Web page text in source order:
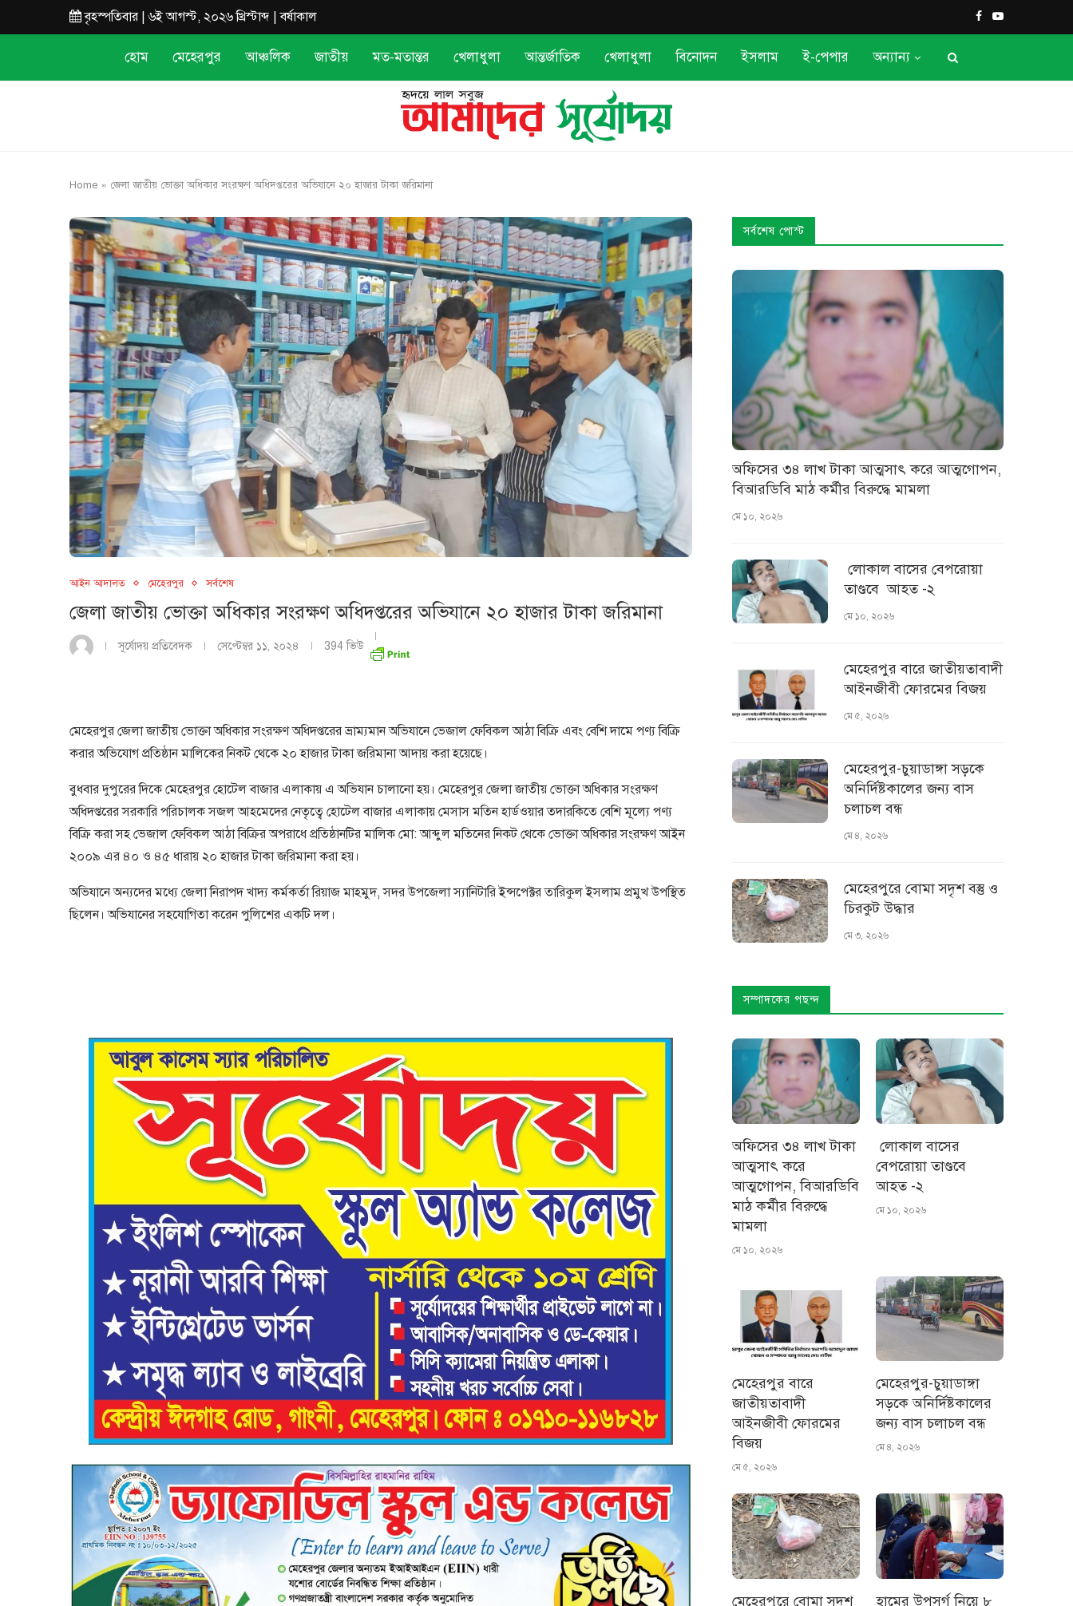
বৃহস্পতিবার | ৬ই আগস্ট, ২০২৬ খ্রিস্টাব্দ | বর্ষাকাল
হোম মেহেরপুর আঞ্চলিক জাতীয় মত-মতান্তর খেলাধুলা আন্তর্জাতিক খেলাধুলা বিনোদন ইসলাম ই-পেপার অন্যান্য
Home » জেলা জাতীয় ভোক্তা অধিকার সংরক্ষণ অধিদপ্তরের অভিযানে ২০ হাজার টাকা জরিমানা
আইন আদালত মেহেরপুর সর্বশেষ
জেলা জাতীয় ভোক্তা অধিকার সংরক্ষণ অধিদপ্তরের অভিযানে ২০ হাজার টাকা জরিমানা
সূর্যোদয় প্রতিবেদক সেপ্টেম্বর ১১, ২০২৪ 394ভিউ
মেহেরপুর জেলা জাতীয় ভোক্তা অধিকার সংরক্ষণ অধিদপ্তরের ভ্রাম্যমান অভিযানে ভেজাল ফেবিকল আঠা বিক্রি এবং বেশি দামে পণ্য বিক্রি
করার অভিযোগ প্রতিষ্ঠান মালিকের নিকট থেকে ২০ হাজার টাকা জরিমানা আদায় করা হয়েছে।
বুধবার দুপুরের দিকে মেহেরপুর হোটেল বাজার এলাকায় এ অভিযান চালানো হয়। মেহেরপুর জেলা জাতীয় ভোক্তা অধিকার সংরক্ষণ
অধিদপ্তরের সরকারি পরিচালক সজল আহমেদের নেতৃত্বে হোটেল বাজার এলাকায় মেসাস মতিন হার্ডওয়ার তদারকিতে বেশি মূল্যে পণ্য
বিক্রি করা সহ ভেজাল ফেবিকল আঠা বিক্রির অপরাধে প্রতিষ্ঠানটির মালিক মো: আব্দুল মতিনের নিকট থেকে ভোক্তা অধিকার সংরক্ষণ আইন
২০০৯ এর ৪০ ও ৪৫ ধারায় ২০ হাজার টাকা জরিমানা করা হয়।
অভিযানে অন্যদের মধ্যে জেলা নিরাপদ খাদ্য কর্মকর্তা রিয়াজ মাহমুদ, সদর উপজেলা স্যানিটারি ইন্সপেক্টর তারিকুল ইসলাম প্রমুখ উপস্থিত
ছিলেন। অভিযানের সহযোগিতা করেন পুলিশের একটি দল।
সর্বশেষ পোস্ট
অফিসের ৩৪ লাখ টাকা আত্মসাৎ করে আত্মগোপন,
বিআরডিবি মাঠ কর্মীর বিরুদ্ধে মামলা
মে ১০, ২০২৬
লোকাল বাসের বেপরোয়া
তাণ্ডবে আহত -২
মে ১০, ২০২৬
মেহেরপুর বারে জাতীয়তাবাদী
আইনজীবী ফোরমের বিজয়
মে ৫, ২০২৬
মেহেরপুর-চুয়াডাঙ্গা সড়কে
অনির্দিষ্টকালের জন্য বাস
চলাচল বন্ধ
মে ৪, ২০২৬
মেহেরপুরে বোমা সদৃশ বস্তু ও
চিরকুট উদ্ধার
মে ৩, ২০২৬
সম্পাদকের পছন্দ
অফিসের ৩৪ লাখ টাকা
আত্মসাৎ করে
আত্মগোপন, বিআরডিবি
মাঠ কর্মীর বিরুদ্ধে
মামলা
মে ১০, ২০২৬
লোকাল বাসের
বেপরোয়া তাণ্ডবে
আহত -২
মে ১০, ২০২৬
মেহেরপুর বারে
জাতীয়তাবাদী
আইনজীবী ফোরমের
বিজয়
মে ৫, ২০২৬
মেহেরপুর-চুয়াডাঙ্গা
সড়কে অনির্দিষ্টকালের
জন্য বাস চলাচল বন্ধ
মে ৪, ২০২৬
মেহেরপুরে বোমা সদৃশ
হামের উপসর্গ নিয়ে ৮